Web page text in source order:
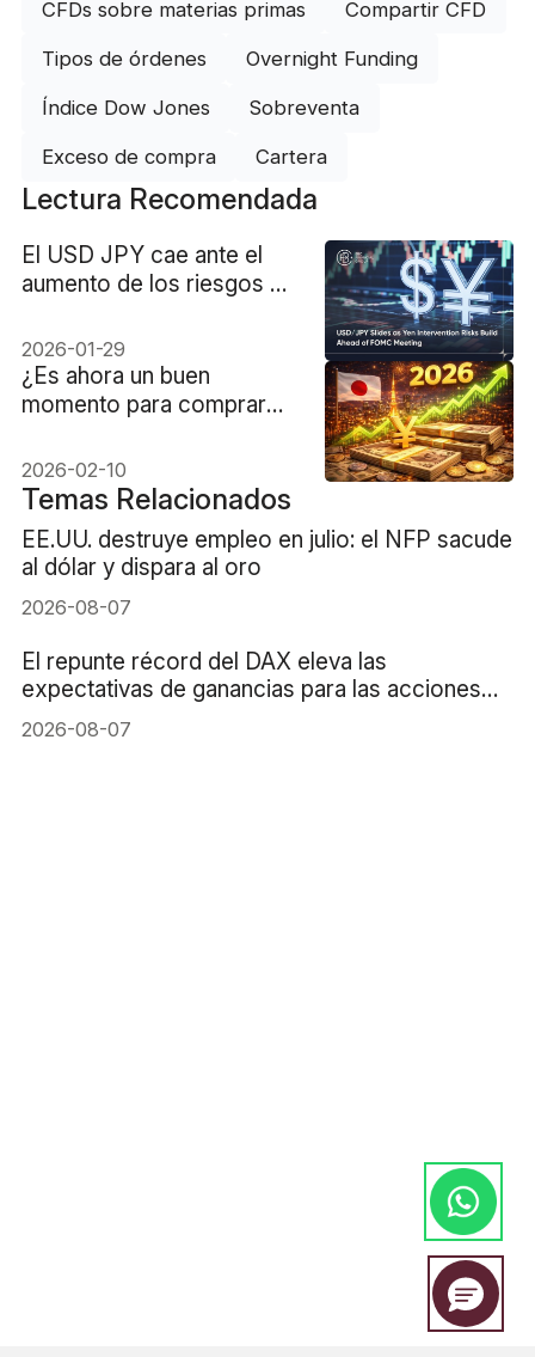
CFDs sobre materias primas Compartir CFD
Tipos de órdenes Overnight Funding
Índice Dow Jones Sobreventa
Exceso de compra Cartera
Lectura Recomendada
El USD JPY cae ante el
aumento de los riesgos de
2026-01-29
¿Es ahora un buen
momento para comprar
verificación para 2026
2026-02-10
Temas Relacionados
EE.UU. destruye empleo en julio: el NFP sacude
al dólar y dispara al oro
2026-08-07
El repunte récord del DAX eleva las
expectativas de ganancias para las acciones
alemanas
2026-08-07